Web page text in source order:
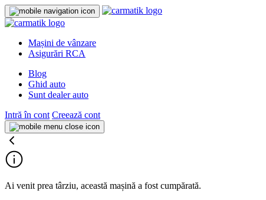
Mașini de vânzare
Asigurări RCA
Blog
Ghid auto
Sunt dealer auto
Intră în cont Creează cont
Ai venit prea târziu, această mașină a fost cumpărată.